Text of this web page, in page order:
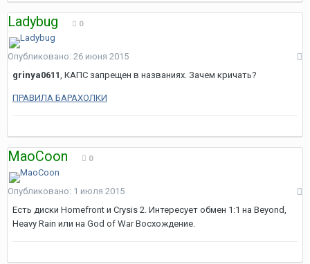
Ladybug 0
Опубликовано: 26 июня 2015
grinya0611, КАПС запрещен в названиях. Зачем кричать?
ПРАВИЛА БАРАХОЛКИ
MaoCoon 0
Опубликовано: 1 июля 2015
Есть диски Homefront и Crysis 2. Интересует обмен 1:1 на Beyond,
Heavy Rain или на God of War Восхождение.